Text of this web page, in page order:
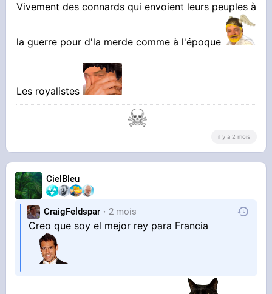
Vivement des connards qui envoient leurs peuples à
la guerre pour d'la merde comme à l'époque
Les royalistes
il y a 2 mois
CielBleu
CraigFeldspar 2 mois
Creo que soy el mejor rey para Francia